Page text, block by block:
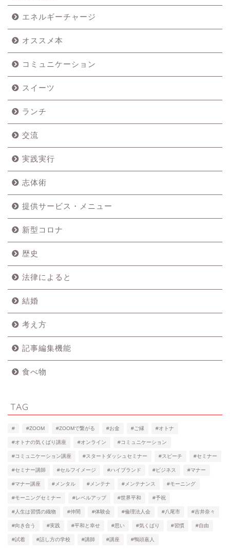
エネルギーチャージ
オススメ本
コミュニケーション
スイーツ
ランチ
交流
実践実行
志体術
提供サービス・メニュー
新型コロナ
歴史
法律によると
結婚
考え方
記事編集機能
食べ物
TAG
# #ZOOM #ZOOMで繋がる #お金 #ご縁 #オトナ
#オトナの気くばり講座 #オンライン #コミュニケーション
#コミュニケーション講座 #スタートダッシュセミナー #スピーチ #セミナー
#セミナー講師 #セルフイメージ #ハイブランド #ビジネス #マナー
#マナー講座 #メンタル #メンテナ #メンテナンス #モーニング
#モーニングセミナー #レベルアップ #世界平和 #予祝
#人生は習慣の織物 #仲間 #体験会 #倫理法人会 #八尾市 #吉井奈々
#向き合う #実践 #平和と幸せ #思い #気くばり #習慣 #自由
#試着 #話し方の学校 #講師 #講座 #鴨頭嘉人